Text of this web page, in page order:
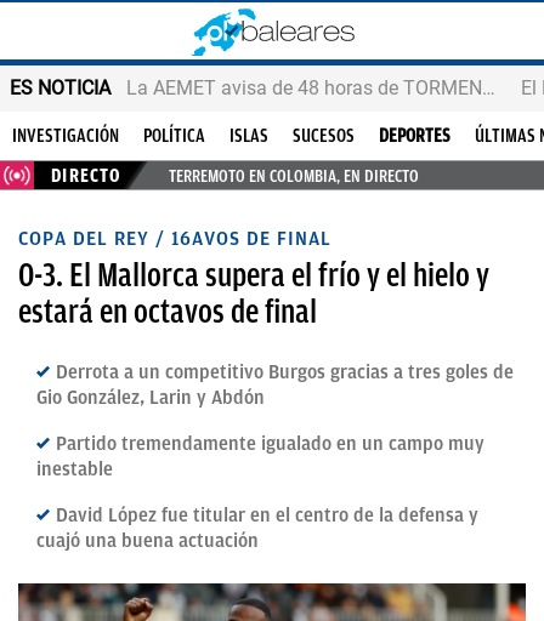
ES NOTICIA La AEMET avisa de 48 horas de TORMENTAS y GRANIZO
INVESTIGACIÓN POLÍTICA ISLAS SUCESOS DEPORTES
ÚLTIMAS
DIRECTO
TERREMOTO EN COLOMBIA, EN DIRECTO
COPA DEL REY / 16AVOS DE FINAL
0-3. El Mallorca supera el frío y el hielo y
estará en octavos de final
Derrota a un competitivo Burgos gracias a tres goles de
Gio González, Larin y Abdón
Partido tremendamente igualado en un campo muy
inestable
David López fue titular en el centro de la defensa y
cuajó una buena actuación